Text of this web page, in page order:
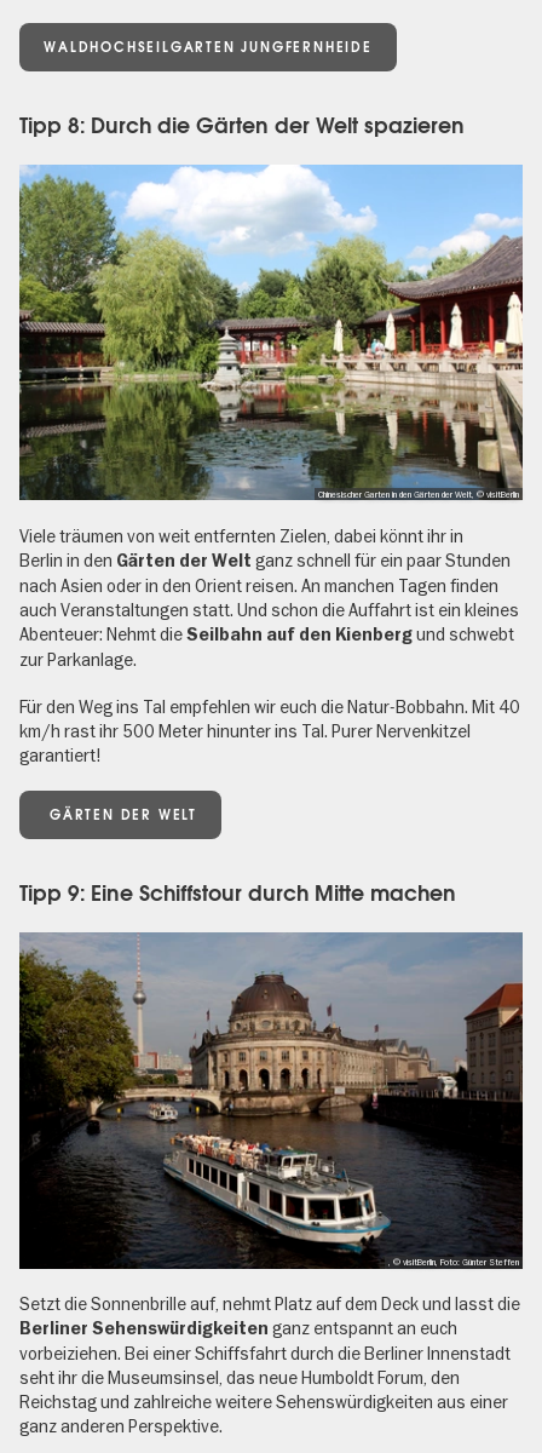
WALDHOCHSEILGARTEN JUNGFERNHEIDE
Tipp 8: Durch die Gärten der Welt spazieren
Chinesischer Garten in den Gärten der Welt, © visitBerlin
Viele träumen von weit entfernten Zielen, dabei könnt ihr in
Berlin in den Gärten der Welt ganz schnell für ein paar Stunden
nach Asien oder in den Orient reisen. An manchen Tagen finden
auch Veranstaltungen statt. Und schon die Auffahrt ist ein kleines
Abenteuer: Nehmt dieSeilbahn auf den Kienbergund schwebt
zur Parkanlage.
Für den Weg ins Tal empfehlen wir euch die Natur-Bobbahn. Mit 40
km/h rast ihr 500 Meter hinunter ins Tal. Purer Nervenkitzel
garantiert!
GÄRTEN DER WELT
Tipp 9: Eine Schiffstour durch Mitte machen
, © visitBerlin, Foto: Günter Steffen
Setzt die Sonnenbrille auf, nehmt Platz auf dem Deck und lasst die
Berliner Sehenswürdigkeiten ganz entspannt an euch
vorbeiziehen. Bei einer Schiffsfahrt durch die Berliner Innenstadt
seht ihr die Museumsinsel, das neue Humboldt Forum, den
Reichstag und zahlreiche weitere Sehenswürdigkeiten aus einer
ganz anderen Perspektive.